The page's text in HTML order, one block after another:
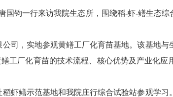
国钧一行来访我院生态所，围绕稻-虾-鳝生态
司，实地参观黄鳝工厂化育苗基地。该基地
工厂化育苗的技术流程、核心优势及产业化
虾鳝示范基地和我院庄行综合试验站参观学习